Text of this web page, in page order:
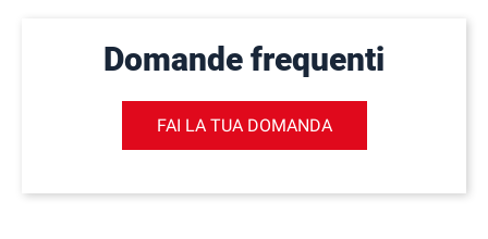
Domande frequenti
FAI LA TUA DOMANDA